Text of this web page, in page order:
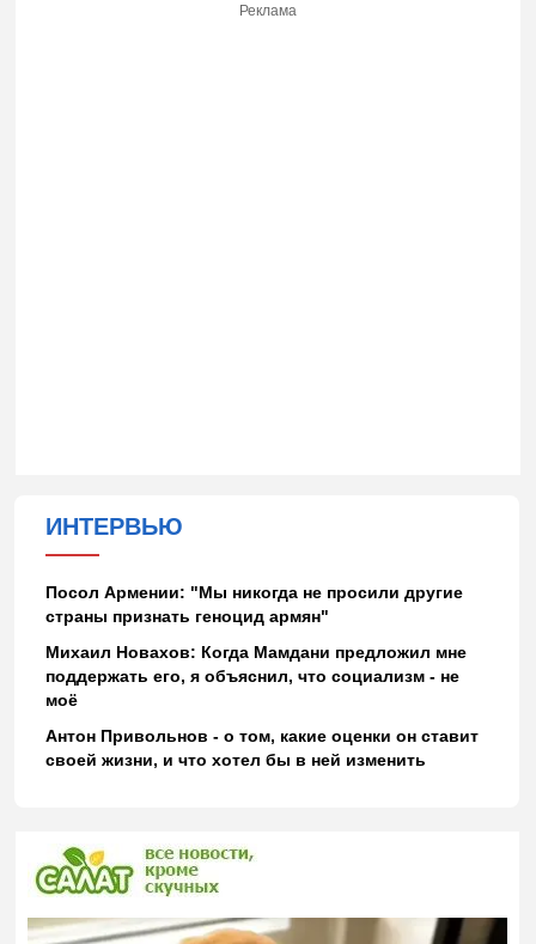
Реклама
ИНТЕРВЬЮ
Посол Армении: "Мы никогда не просили другие
страны признать геноцид армян"
Михаил Новахов: Когда Мамдани предложил мне
поддержать его, я объяснил, что социализм - не
моё
Антон Привольнов - о том, какие оценки он ставит
своей жизни, и что хотел бы в ней изменить